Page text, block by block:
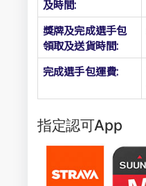
及時間:
獎牌及完成選手包
領取及送貨時間:
完成選手包運費:
指定認可App